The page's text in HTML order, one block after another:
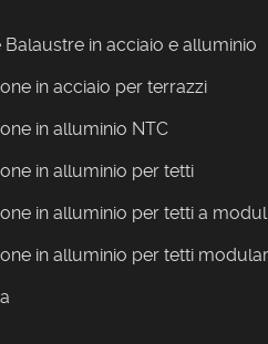
Balaustre in acciaio e alluminio
in acciaio per terrazzi
in alluminio NTC
in alluminio per tetti
in alluminio per tetti a
in alluminio per tetti